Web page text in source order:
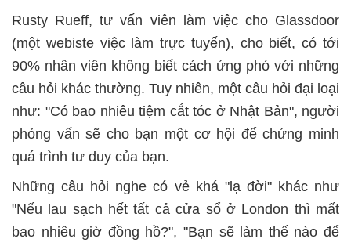
Rusty Rueff, tư vấn viên làm việc cho Glassdoor
(một webiste việc làm trực tuyến), cho biết, có tới
90% nhân viên không biết cách ứng phó với những
câu hỏi khác thường. Tuy nhiên, một câu hỏi đại loại
như: "Có bao nhiêu tiệm cắt tóc ở Nhật Bản", người
phỏng vấn sẽ cho bạn một cơ hội để chứng minh
quá trình tư duy của bạn.
Những câu hỏi nghe có vẻ khá "lạ đời" khác như
"Nếu lau sạch hết tất cả cửa sổ ở London thì mất
bao nhiêu giờ đồng hồ?", "Bạn sẽ làm thế nào để